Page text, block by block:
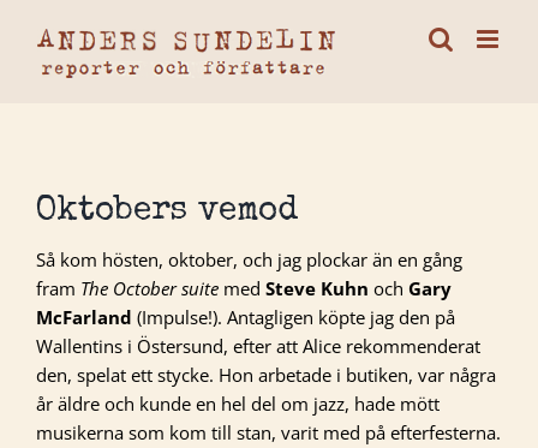
innehållet
Oktobers vemod
Så kom hösten, oktober, och jag plockar än en gång
fram The October suite med Steve Kuhn och Gary
McFarland (Impulse!). Antagligen köpte jag den på
Wallentins i Östersund, efter att Alice rekommenderat
den, spelat ett stycke. Hon arbetade i butiken, var några
år äldre och kunde en hel del om jazz, hade mött
musikerna som kom till stan, varit med på efterfesterna.